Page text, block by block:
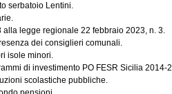
serbatoio Lentini.
alla legge regionale 22 febbraio 2023, n. 3.
dei consiglieri comunali.
isole minori.
di investimento PO FESR Sicilia 2014-
scolastiche pubbliche.